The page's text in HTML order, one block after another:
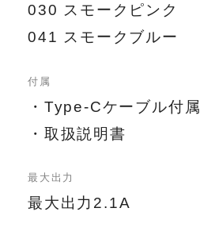
030 スモークピンク
041 スモークブルー
付属
・Type-Cケーブル付属
・取扱説明書
最大出力
最大出力2.1A